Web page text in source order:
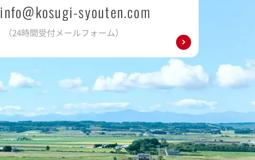
info@kosugi-syouten.com
（24時間受付メールフォーム）